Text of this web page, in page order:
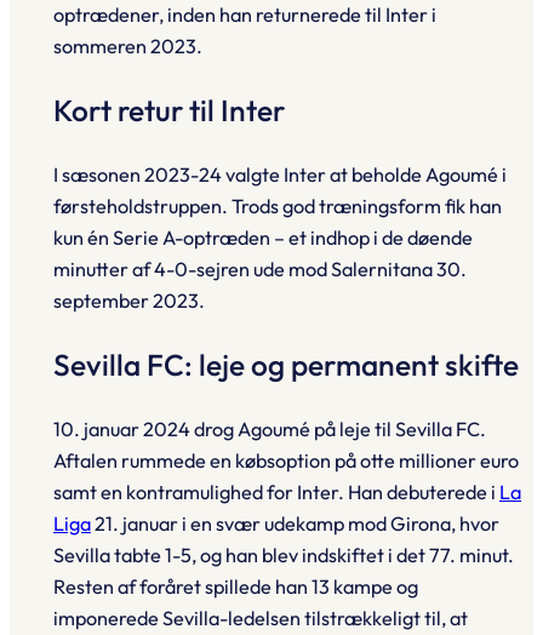
optrædener, inden han returnerede til Inter i
sommeren 2023.
Kort retur til Inter
I sæsonen 2023-24 valgte Inter at beholde Agoumé i
førsteholdstruppen. Trods god træningsform fik han
kun én Serie A-optræden – et indhop i de døende
minutter af 4-0-sejren ude mod Salernitana 30.
september 2023.
Sevilla FC: leje og permanent skifte
10. januar 2024 drog Agoumé på leje til Sevilla FC.
Aftalen rummede en købsoption på otte millioner euro
samt en kontramulighed for Inter. Han debuterede i La
Liga21. januar i en svær udekamp mod Girona, hvor
Sevilla tabte 1-5, og han blev indskiftet i det 77. minut.
Resten af foråret spillede han 13 kampe og
imponerede Sevilla-ledelsen tilstrækkeligt til, at